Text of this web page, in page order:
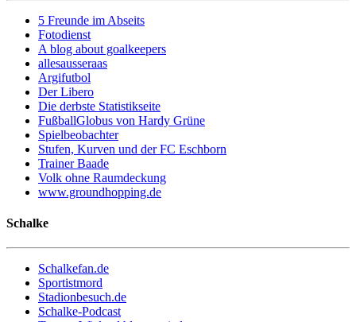
5 Freunde im Abseits
Fotodienst
A blog about goalkeepers
allesausseraas
Argifutbol
Der Libero
Die derbste Statistikseite
FußballGlobus von Hardy Grüne
Spielbeobachter
Stufen, Kurven und der FC Eschborn
Trainer Baade
Volk ohne Raumdeckung
www.groundhopping.de
Schalke
Schalkefan.de
Sportistmord
Stadionbesuch.de
Schalke-Podcast